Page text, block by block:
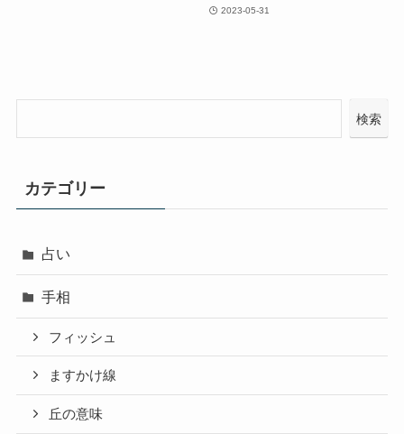
2023-05-31
検索
カテゴリー
占い
手相
フィッシュ
ますかけ線
丘の意味